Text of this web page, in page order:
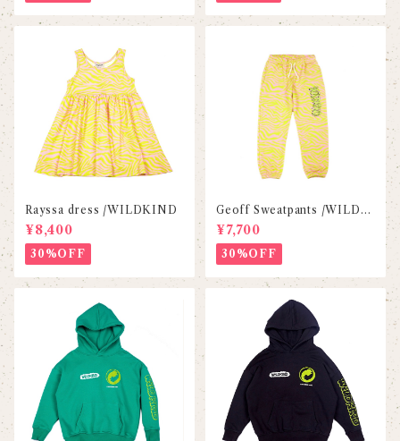
Rayssa dress /WILDKIND
¥8,400
30%OFF
Geoff Sweatpants /WILDK
IND
¥7,700
30%OFF